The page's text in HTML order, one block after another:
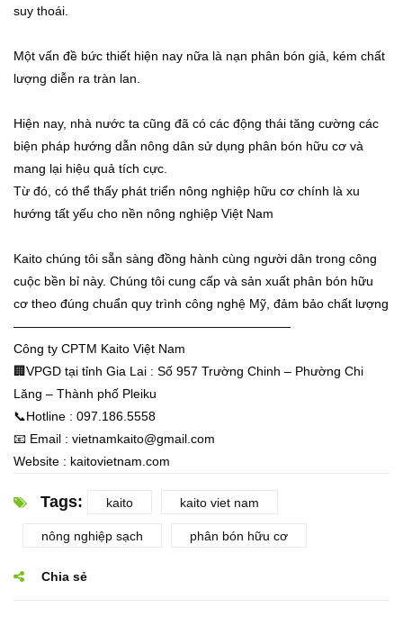
suy thoái.
Một vấn đề bức thiết hiện nay nữa là nạn phân bón giả, kém chất
lượng diễn ra tràn lan.
Hiện nay, nhà nước ta cũng đã có các động thái tăng cường các
biện pháp hướng dẫn nông dân sử dụng phân bón hữu cơ và
mang lại hiệu quả tích cực.
Từ đó, có thể thấy phát triển nông nghiệp hữu cơ chính là xu
hướng tất yếu cho nền nông nghiệp Việt Nam
Kaito chúng tôi sẵn sàng đồng hành cùng người dân trong công
cuộc bền bỉ này. Chúng tôi cung cấp và sản xuất phân bón hữu
cơ theo đúng chuẩn quy trình công nghệ Mỹ, đảm bảo chất lượng
——————————————————————
Công ty CPTM Kaito Việt Nam
🏢VPGD tại tỉnh Gia Lai : Số 957 Trường Chinh – Phường Chi
Lăng – Thành phố Pleiku
📞Hotline : 097.186.5558
📧 Email : vietnamkaito@gmail.com
Website : kaitovietnam.com
Tags: kaito kaito viet nam
nông nghiệp sạch phân bón hữu cơ
Chia sẻ